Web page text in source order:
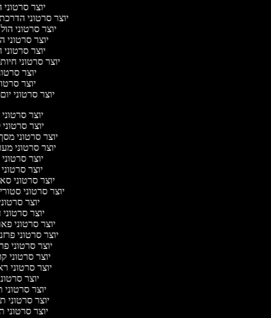
יוצר סרטוני
יוצר סרטוני הדרכת
יוצר סרטוני
יוצר סרטוני
יוצר סרטוני
יוצר סרטוני
יוצר
יוצר
יוצר סרטוני
יוצר
יוצר
יוצר סרטוני
יוצר סרטוני
יוצר
יוצר סרטוני
יוצר סרטוני
יוצר סרטוני
יוצר
יוצר
יוצר סרטוני
יוצר סרטוני
יוצר סרטוני
יוצר סרטוני
יוצר סרטוני
יוצר
יוצר
יוצר סרטוני
יוצר סרטוני